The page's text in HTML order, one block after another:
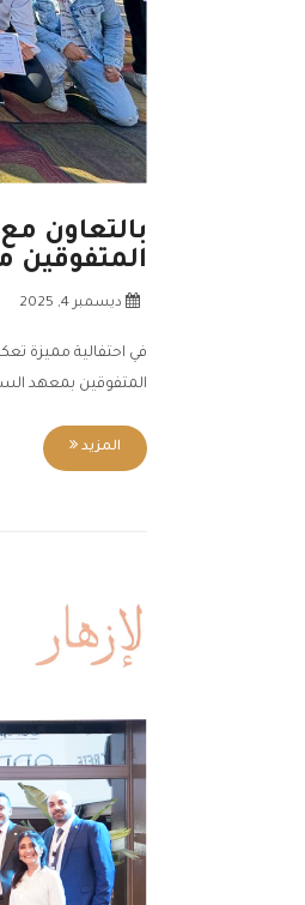
بالتعاون
المتفوقين
ديسمبر 4, 2025
في احتفالية مميزة
المتفوقين بمعهد
المزيد